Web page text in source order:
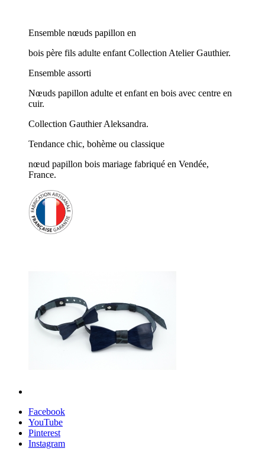
Ensemble nœuds papillon en
bois père fils adulte enfant Collection Atelier Gauthier.
Ensemble assorti
Nœuds papillon adulte et enfant en bois avec centre en
cuir.
Collection Gauthier Aleksandra.
Tendance chic, bohème ou classique
nœud papillon bois mariage fabriqué en Vendée,
France.
Facebook
YouTube
Pinterest
Instagram